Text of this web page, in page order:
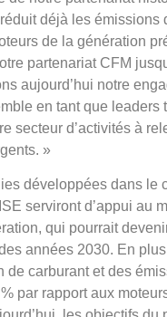
déjà les émissions
de la génération
partenariat CFM
aujourd’hui notre
en tant que leaders
secteur d’activités à
»
développées dans le
serviront d’appui au
qui pourrait
années 2030. En
de carburant et des
par rapport aux